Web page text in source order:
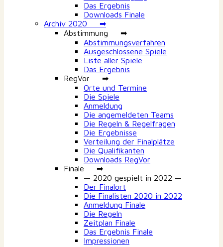
Das Ergebnis
Downloads Finale
Archiv 2020 ➡
Abstimmung ➡
Abstimmungsverfahren
Ausgeschlossene Spiele
Liste aller Spiele
Das Ergebnis
RegVor ➡
Orte und Termine
Die Spiele
Anmeldung
Die angemeldeten Teams
Die Regeln & Regelfragen
Die Ergebnisse
Verteilung der Finalplätze
Die Qualifikanten
Downloads RegVor
Finale ➡
— 2020 gespielt in 2022 —
Der Finalort
Die Finalisten 2020 in 2022
Anmeldung Finale
Die Regeln
Zeitplan Finale
Das Ergebnis Finale
Impressionen